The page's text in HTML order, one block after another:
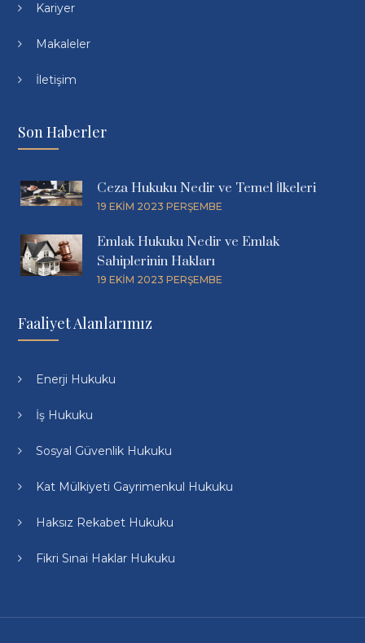
Kariyer
Makaleler
İletişim
Son Haberler
Ceza Hukuku Nedir ve Temel İlkeleri
19 EKIM 2023 PERŞEMBE
Emlak Hukuku Nedir ve Emlak
Sahiplerinin Hakları
19 EKIM 2023 PERŞEMBE
Faaliyet Alanlarımız
Enerji Hukuku
İş Hukuku
Sosyal Güvenlik Hukuku
Kat Mülkiyeti Gayrimenkul Hukuku
Haksız Rekabet Hukuku
Fikri Sınai Haklar Hukuku